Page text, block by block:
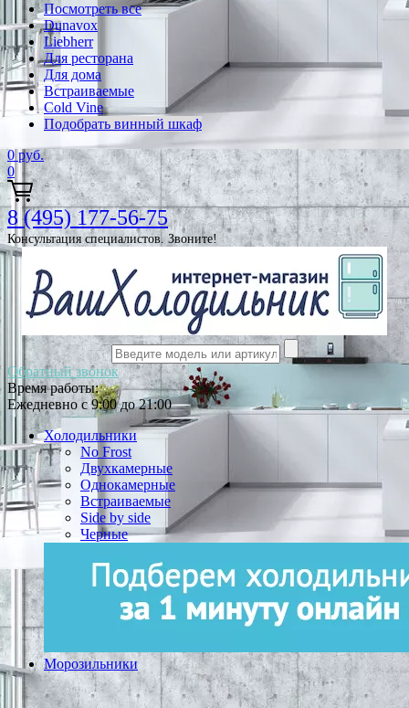
Посмотреть все
Dunavox
Liebherr
Для ресторана
Для дома
Встраиваемые
Cold Vine
Подобрать винный шкаф
0 руб.
0
8 (495) 177-56-75
Консультация специалистов. Звоните!
Обратный звонок
Время работы:
Ежедневно с 9:00 до 21:00
Холодильники
No Frost
Двухкамерные
Однокамерные
Встраиваемые
Side by side
Черные
Морозильники